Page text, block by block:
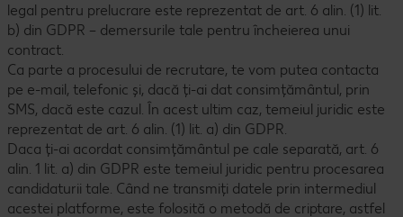
legal pentru prelucrare este reprezentat de art. 6 alin. (1) lit.
b) din GDPR – demersurile tale pentru încheierea unui
contract.
Ca parte a procesului de recrutare, te vom putea contacta
pe e-mail, telefonic și, dacă ți-ai dat consimțământul, prin
SMS, dacă este cazul. În acest ultim caz, temeiul juridic este
reprezentat de art. 6 alin. (1) lit. a) din GDPR.
Daca ți-ai acordat consimțământul pe cale separată, art. 6
alin. 1 lit. a) din GDPR este temeiul juridic pentru procesarea
candidaturii tale. Când ne transmiți datele prin intermediul
acestei platforme, este folosită o metodă de criptare, astfel